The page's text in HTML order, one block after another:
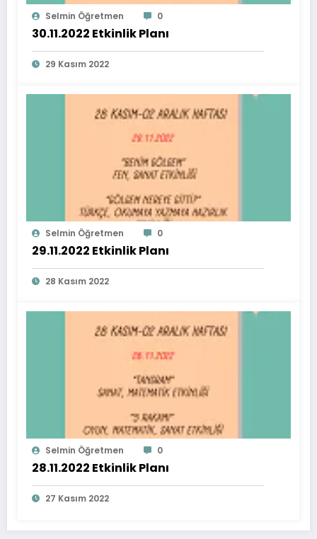
Selmin Öğretmen 0
30.11.2022 Etkinlik Planı
29 Kasım 2022
Selmin Öğretmen 0
29.11.2022 Etkinlik Planı
28 Kasım 2022
Selmin Öğretmen 0
28.11.2022 Etkinlik Planı
27 Kasım 2022